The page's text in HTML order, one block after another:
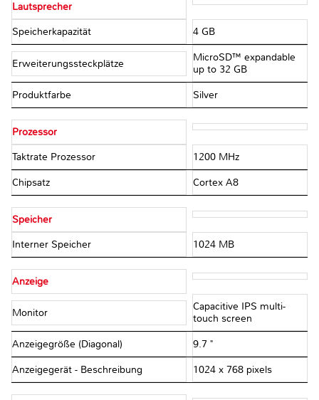
Lautsprecher
Speicherkapazität 4 GB
Erweiterungssteckplätze
MicroSD™ expandable
up to 32 GB
Produktfarbe Silver
Prozessor
Taktrate Prozessor 1200 MHz
Chipsatz Cortex A8
Speicher
Interner Speicher 1024 MB
Anzeige
Monitor
Capacitive IPS multi-
touch screen
Anzeigegröße (Diagonal) 9.7 "
Anzeigegerät - Beschreibung 1024 x 768 pixels